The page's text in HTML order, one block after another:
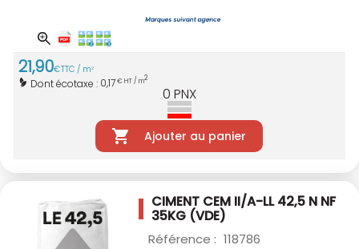
21,90€TTC / m2
Dont écotaxe : 0,17€ HT / m2
0 PNX
Ajouter au panier
CIMENT CEM II/A-LL 42,5 N NF
35KG (VDE)
Référence : 118786